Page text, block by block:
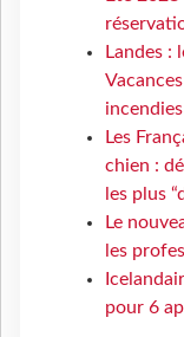
Landes :
incendies
Les
chien :
les plus
Le
les
pour 6